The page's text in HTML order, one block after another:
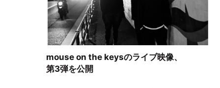
mouse on the keysのライブ映像、
第3弾を公開